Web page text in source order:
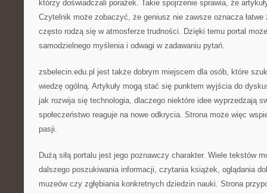
którzy doświadczali porażek. Takie spojrzenie sprawia, że
Czytelnik może zobaczyć, że geniusz nie zawsze oznacza łatwe
często rodzą się w atmosferze trudności. Dzięki temu portal
samodzielnego myślenia i odwagi w zadawaniu pytań.
zsbelecin.edu.pl jest także dobrym miejscem dla osób, które
wiedzę ogólną. Artykuły mogą stać się punktem wyjścia do
jak rozwija się technologia, dlaczego niektóre idee wyprzedzają
społeczeństwo reaguje na nowe odkrycia. Strona może więc
pasji.
Dużą siłą portalu jest jego poznawczy charakter. Wiele tekstów
dalszego poszukiwania informacji, czytania książek, oglądania
muzeów czy zgłębiania konkretnych dziedzin nauki. Strona